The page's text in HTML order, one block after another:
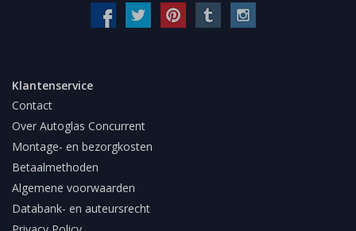
Klantenservice
Contact
Over Autoglas Concurrent
Montage- en bezorgkosten
Betaalmethoden
Algemene voorwaarden
Databank- en auteursrecht